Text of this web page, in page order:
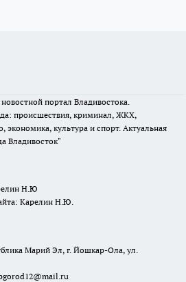
портал Владивостока.
происшествия, криминал, ЖКХ,
экономика, культура и спорт. Актуальная
Владивосток"
Н.Ю
Карелин Н.Ю.
Марий Эл, г. Йошкар-Ола, ул.